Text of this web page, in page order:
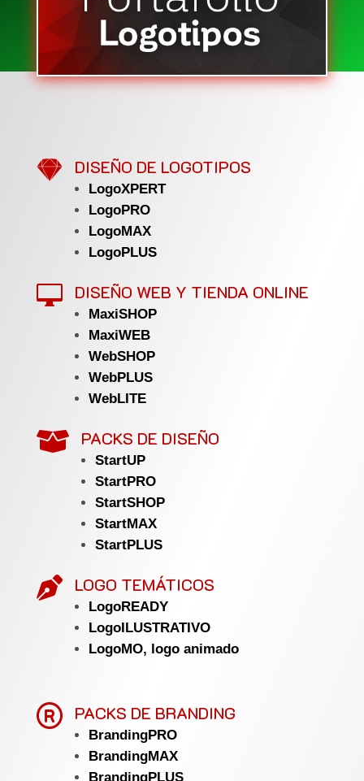
 DISEÑO DE LOGOTIPOS
LogoXPERT
LogoPRO
LogoMAX
LogoPLUS
 DISEÑO WEB Y TIENDA ONLINE
MaxiSHOP
MaxiWEB
WebSHOP
WebPLUS
WebLITE
 PACKS DE DISEÑO
StartUP
StartPRO
StartSHOP
StartMAX
StartPLUS
 LOGO TEMÁTICOS
LogoREADY
LogoILUSTRATIVO
LogoMO, logo animado
 PACKS DE BRANDING
BrandingPRO
BrandingMAX
BrandingPLUS